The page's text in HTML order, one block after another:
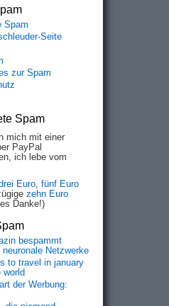
Spam
Seite
zur Spam
Spam
mich mit einer
PayPal
ich lebe vom
Euro, fünf Euro
zehn Euro
Danke!)
bespammt
neuronale Netzwerke
to travel in january
world
der Werbung: